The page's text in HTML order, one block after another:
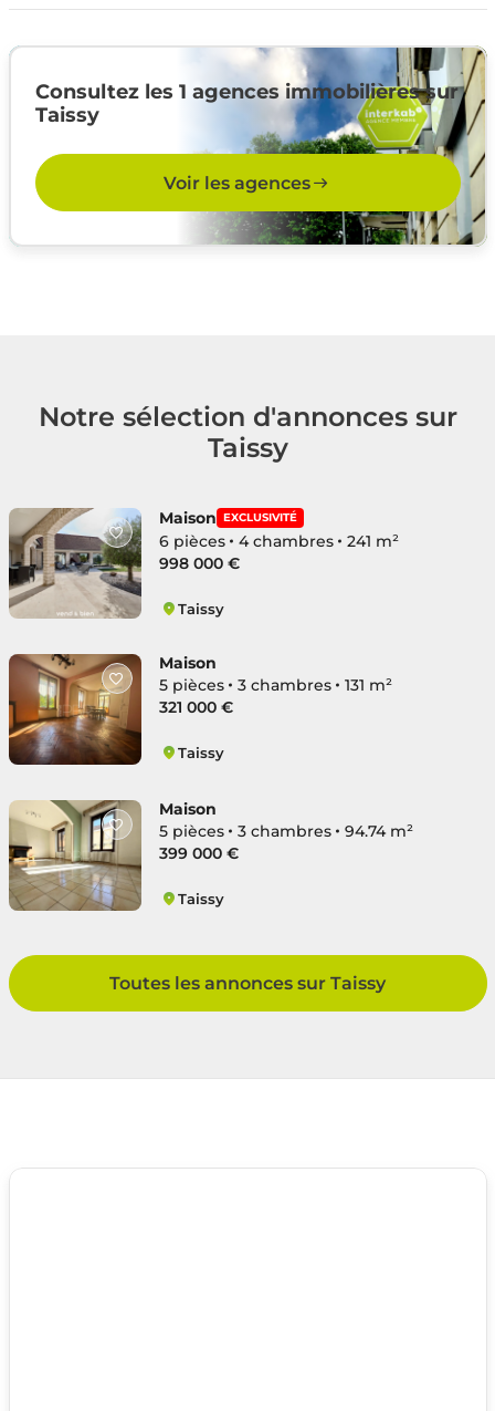
Consultez les 1 agences immobilières sur
Taissy
Voir les agences
Notre sélection d'annonces sur
Taissy
Maison EXCLUSIVITÉ
6 pièces 4 chambres
241 m²
998 000 €
Taissy
Maison
5 pièces
3 chambres
131 m²
321 000 €
Taissy
Maison
5 pièces
3 chambres
94.74 m²
399 000 €
Taissy
Toutes les annonces sur Taissy